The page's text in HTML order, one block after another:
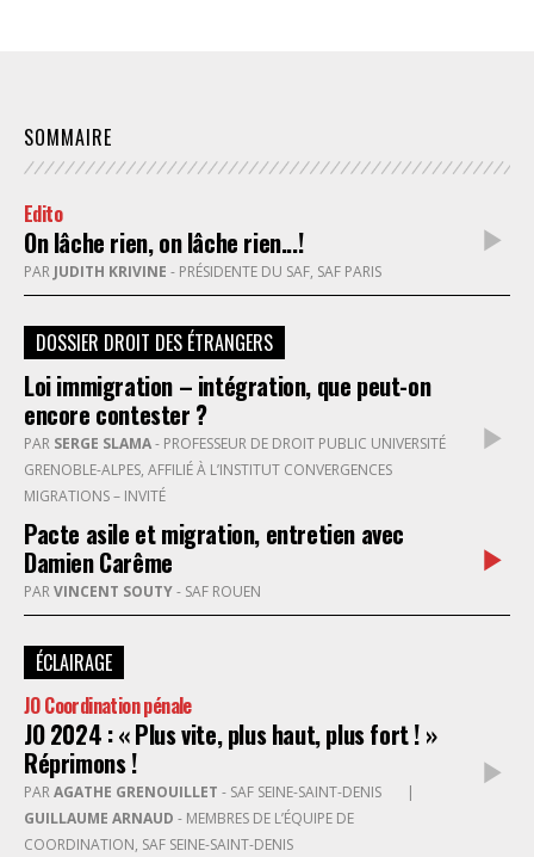
SOMMAIRE
Edito
On lâche rien, on lâche rien...!
PAR JUDITH KRIVINE - PRÉSIDENTE DU SAF, SAF PARIS
DOSSIER DROIT DES ÉTRANGERS
Loi immigration – intégration, que peut-on
encore contester ?
PAR SERGE SLAMA
GRENOBLE-ALPES, AFFILIÉ À L’INSTITUT CONVERGENCES
MIGRATIONS – INVITÉ
Pacte asile et migration, entretien avec
Damien Carême
PARVINCENT SOUTY- SAF ROUEN
ÉCLAIRAGE
JO Coordination pénale
JO 2024 : « Plus vite, plus haut, plus fort ! »
Réprimons !
PARAGATHE GRENOUILLET - SAF SEINE-SAINT-DENIS
|
GUILLAUME ARNAUD
COORDINATION, SAF SEINE-SAINT-DENIS